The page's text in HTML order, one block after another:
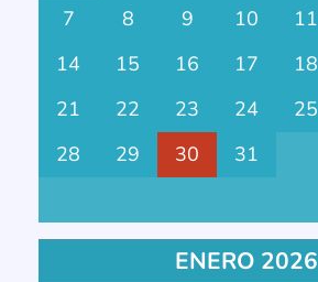
7
8 9 10 11
14
15 16 17 18
21
22 23 24 25
28
29 30 31
ENERO 2026